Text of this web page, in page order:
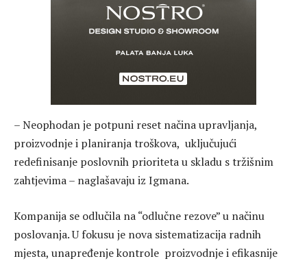
– Neophodan je potpuni reset načina upravljanja,
proizvodnje i planiranja troškova, uključujući
redefinisanje poslovnih prioriteta u skladu s tržišnim
zahtjevima – naglašavaju iz Igmana.
Kompanija se odlučila na “odlučne rezove” u načinu
poslovanja. U fokusu je nova sistematizacija radnih
mjesta, unapređenje kontrole proizvodnje i efikasnije